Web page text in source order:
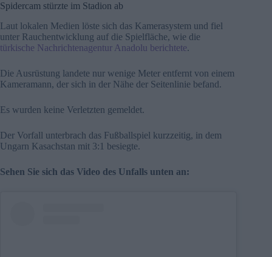
Spidercam stürzte im Stadion ab
Laut lokalen Medien löste sich das Kamerasystem und fiel
unter Rauchentwicklung auf die Spielfläche, wie die
türkische Nachrichtenagentur Anadolu berichtete.
Die Ausrüstung landete nur wenige Meter entfernt von einem
Kameramann, der sich in der Nähe der Seitenlinie befand.
Es wurden keine Verletzten gemeldet.
Der Vorfall unterbrach das Fußballspiel kurzzeitig, in dem
Ungarn Kasachstan mit 3:1 besiegte.
Sehen Sie sich das Video des Unfalls unten an: